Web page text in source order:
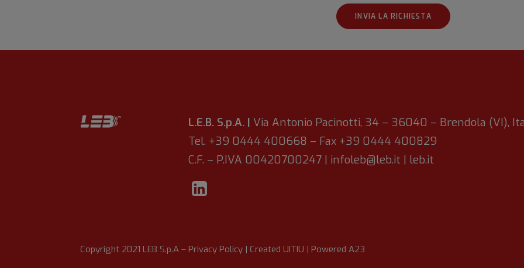
L.E.B. S.p.A. | Via Antonio Pacinotti, 34 – 36040 – Brendola (VI),
Tel. +39 0444 400668 – Fax +39 0444 400829
C.F. – P.IVA 00420700247 | infoleb@leb.it | leb.it
Copyright 2021 LEB S.p.A – Privacy Policy | Created UITIU | Powered A23